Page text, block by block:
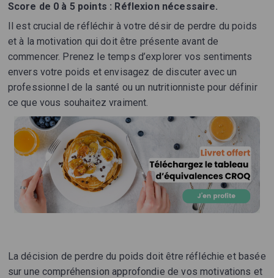
Score de 0 à 5 points : Réflexion nécessaire.
Il est crucial de réfléchir à votre désir de perdre du poids
et à la motivation qui doit être présente avant de
commencer. Prenez le temps d’explorer vos sentiments
envers votre poids et envisagez de discuter avec un
professionnel de la santé ou un nutritionniste pour définir
ce que vous souhaitez vraiment.
La décision de perdre du poids doit être réfléchie et basée
sur une compréhension approfondie de vos motivations et